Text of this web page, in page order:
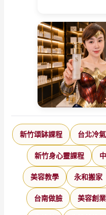
新竹頌缽課程 台北冷
新竹身心靈課程
美容教學 永和搬家
台南做臉 美容創